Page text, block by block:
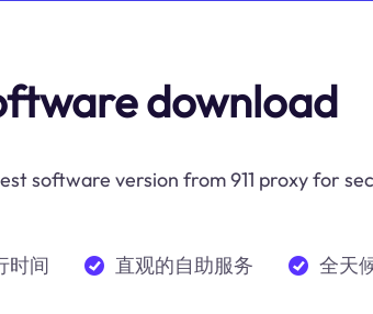
download
software version from 911 proxy for
时间 直观的自助服务 全天